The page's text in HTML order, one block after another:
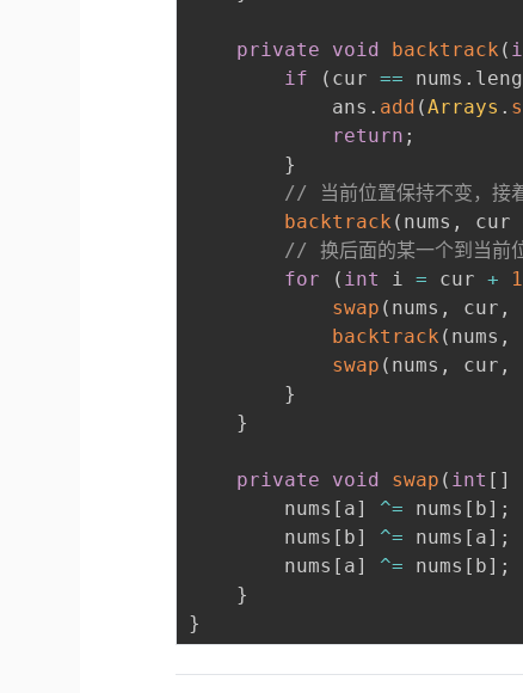
private void backtrack (
if
( cur == nums .
			ans
. add (Arrays .
return ;
}
// 当前位置保持不变，接
backtrack ( nums , cur
// 换后面的某一个到当前
for
( int i = cur + 1
swap ( nums , cur ,
backtrack ( nums ,
swap ( nums , cur ,
}
}
private void swap ( int [ ]
		nums
[ a] ^= nums [ b] ;
		nums
[ b] ^= nums [ a] ;
		nums
[ a] ^= nums [ b] ;
}
}